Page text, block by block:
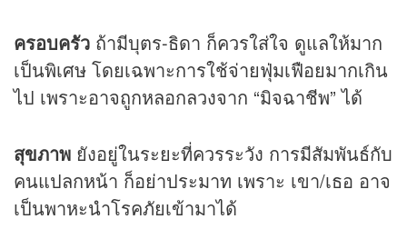
ครอบครัว ถ้ามีบุตร-ธิดา ก็ควรใส่ใจ ดูแลให้มาก
เป็นพิเศษ โดยเฉพาะการใช้จ่ายฟุ่มเฟือยมากเกิน
ไป เพราะอาจถูกหลอกลวงจาก “มิจฉาชีพ” ได้
สุขภาพ ยังอยู่ในระยะที่ควรระวัง การมีสัมพันธ์กับ
คนแปลกหน้า ก็อย่าประมาท เพราะ เขา/เธอ อาจ
เป็นพาหะนำโรคภัยเข้ามาได้